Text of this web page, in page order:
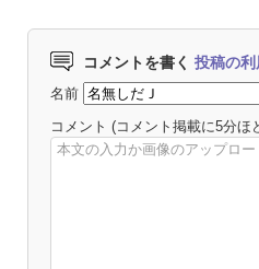
コメントを書く 投稿の
名前
コメント (コメント掲載に5分ほ